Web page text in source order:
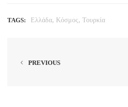
TAGS: Ελλάδα, Κόσμος, Τουρκία
PREVIOUS